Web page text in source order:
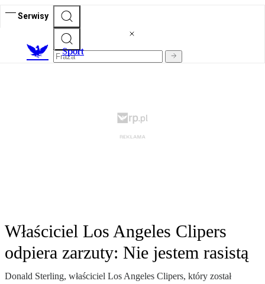
Serwisy
Sport
Właściciel Los Angeles Clipers
odpiera zarzuty: Nie jestem rasistą
Donald Sterling, właściciel Los Angeles Clipers, który został